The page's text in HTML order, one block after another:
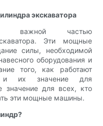
экскаватора
важной частью
Эти мощные
силы, необходимой
оборудования и
того, как работают
и их значение для
значение для всех, кто
эти мощные машины.